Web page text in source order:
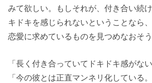
みて欲しい。もしそれが、付き合い続
キドキを感じられないということなら
恋愛に求めているものを見つめなおそう
「長く付き合っていてドキドキ感がない
「今の彼とは正直マンネリ化している